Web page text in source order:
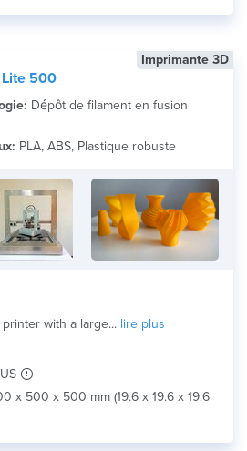
Imprimante 3D
Lite 500
Dépôt de filament en fusion
PLA, ABS, Plastique robuste
with a large... lire plus
x 500 x 500 mm (19.6 x 19.6 x 19.6